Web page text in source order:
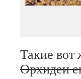
Такие вот
Орхидеи